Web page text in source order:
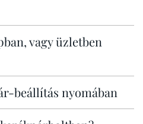
vagy üzletben
beállítás nyomában